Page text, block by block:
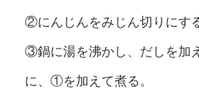
②にんじんをみじん切りにす
③鍋に湯を沸かし、だしを加
に、①を加えて煮る。